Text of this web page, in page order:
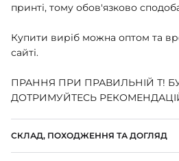
принті, тому обов'язково
Купити виріб можна оптом та
сайті.
ПРАННЯ ПРИ ПРАВИЛЬНІЙ Т!
ДОТРИМУЙТЕСЬ
СКЛАД, ПОХОДЖЕННЯ ТА ДОГЛЯД
ШАПОЧКИ
ПОВЗУНКИ